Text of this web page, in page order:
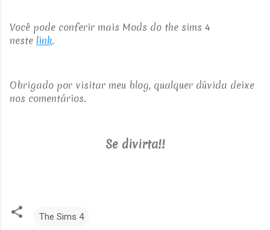
Você pode conferir mais Mods do the sims 4
neste link.
Obrigado por visitar meu blog, qualquer dúvida deixe
nos comentários.
Se divirta!!
The Sims 4